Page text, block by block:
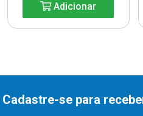
Adicionar
Cadastre-se para